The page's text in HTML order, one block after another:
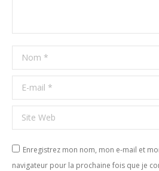
Nom *
E-mail *
Site Web
Enregistrez mon nom, mon e-mail et
navigateur pour la prochaine fois que je